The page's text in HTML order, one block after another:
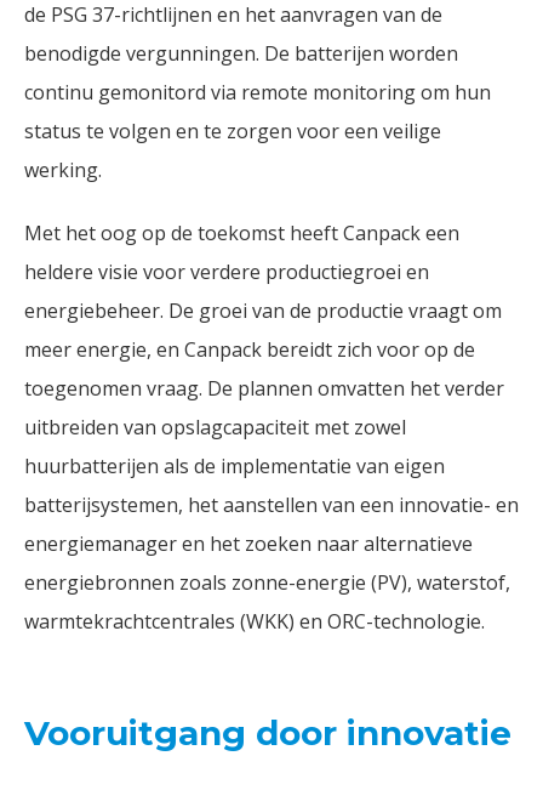
de PSG 37-richtlijnen en het aanvragen van de
benodigde vergunningen. De batterijen worden
continu gemonitord via remote monitoring om hun
status te volgen en te zorgen voor een veilige
werking.
Met het oog op de toekomst heeft Canpack een
heldere visie voor verdere productiegroei en
energiebeheer. De groei van de productie vraagt om
meer energie, en Canpack bereidt zich voor op de
toegenomen vraag. De plannen omvatten het verder
uitbreiden van opslagcapaciteit met zowel
huurbatterijen als de implementatie van eigen
batterijsystemen, het aanstellen van een innovatie- en
energiemanager en het zoeken naar alternatieve
energiebronnen zoals zonne-energie (PV), waterstof,
warmtekrachtcentrales (WKK) en ORC-technologie.
Vooruitgang door innovatie